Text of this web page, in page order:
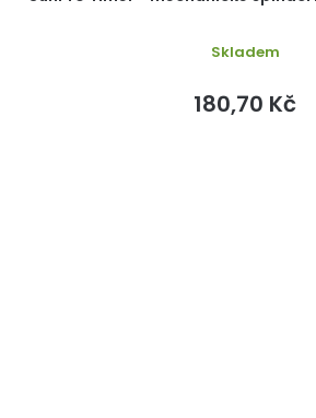
Skladem
180,70 Kč